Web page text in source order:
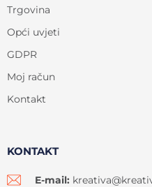
Trgovina
Opći uvjeti
GDPR
Moj račun
Kontakt
KONTAKT
E-mail: